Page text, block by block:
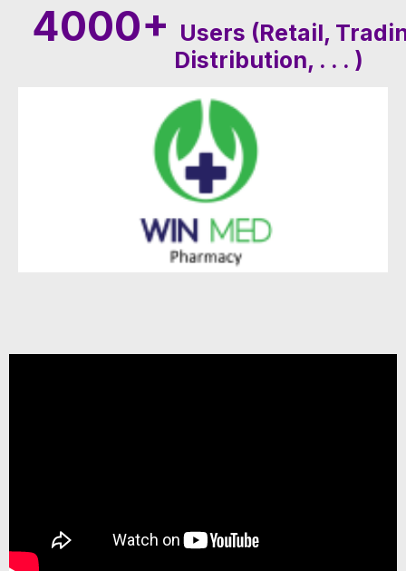
4000+ Users (Retail,
Distribution, . . . )